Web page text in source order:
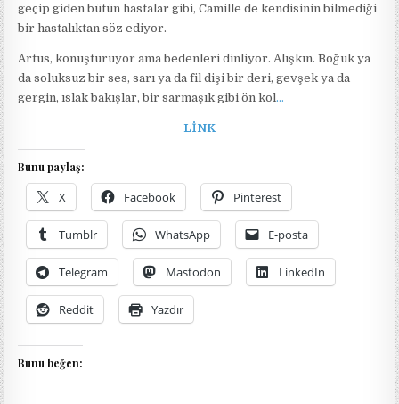
geçip giden bütün hastalar gibi, Camille de kendisinin bilmediği
bir hastalıktan söz ediyor.
Artus, konuşturuyor ama bedenleri dinliyor. Alışkın. Boğuk ya
da soluksuz bir ses, sarı ya da fil dişi bir deri, gevşek ya da
gergin, ıslak bakışlar, bir sarmaşık gibi ön kol …
LİNK
Bunu paylaş:
X Facebook Pinterest
Tumblr WhatsApp E-posta
Telegram Mastodon LinkedIn
Reddit Yazdır
Bunu beğen: